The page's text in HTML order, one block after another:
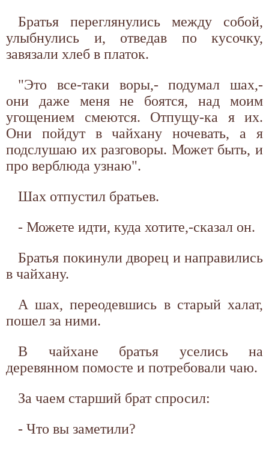
Братья переглянулись между собой,
улыбнулись и, отведав по кусочку,
завязали хлеб в платок.
"Это все-таки воры,- подумал шах,-
они даже меня не боятся, над моим
угощением смеются. Отпущу-ка я их.
Они пойдут в чайхану ночевать, а я
подслушаю их разговоры. Может быть, и
про верблюда узнаю".
Шах отпустил братьев.
- Можете идти, куда хотите,-сказал он.
Братья покинули дворец и направились
в чайхану.
А шах, переодевшись в старый халат,
пошел за ними.
В чайхане братья уселись на
деревянном помосте и потребовали чаю.
За чаем старший брат спросил:
- Что вы заметили?